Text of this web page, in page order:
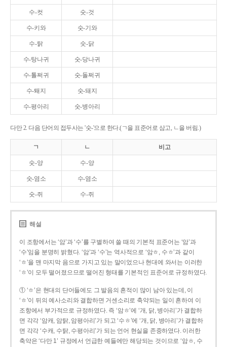
수-컷 숫-것
수-키와 숫-기와
수-탉 숫-닭
수-탕나귀 숫-당나귀
수-톨쩌귀 숫-돌쩌귀
수-퇘지 숫-돼지
수-평아리 숫-병아리
다만 2. 다음 단어의 접두사는 '숫-'으로 한다.(ㄱ을 표준어로 삼고, ㄴ을 버림.)
ㄱ ㄴ 비고
숫-양 수-양
숫-염소 수-염소
숫-쥐 수-쥐
해설
이 조항에서는 ‘암’과 ‘수’를 구별하여 쓸 때의 기본적 표준어는 ‘암’과
‘수’임을 분명히 밝혔다. ‘암’과 ‘수’는 역사적으로 ‘암ㅎ, 수ㅎ’과 같이
‘ㅎ’을 맨 마지막 음으로 가지고 있는 말이었으나 현대에 와서는 이러한
‘ㅎ’이 모두 떨어졌으므로 떨어진 형태를 기본적인 표준어로 규정하였다.
① ‘ㅎ’은 현대의 단어들에도 그 발음의 흔적이 많이 남아 있는데, 이
‘ㅎ’이 뒤의 예사소리와 결합하면 거센소리로 축약되는 일이 흔하여 이
조항에서 부가적으로 규정하였다. 즉 ‘암ㅎ’에 ‘개, 닭, 병아리’가 결합하
면 각각 ‘암캐, 암탉, 암평아리’가 되고 ‘수ㅎ’에 ‘개, 닭, 병아리’가 결합하
면 각각 ‘수캐, 수탉, 수평아리’가 되는 언어 현실을 존중하였다. 이러한
축약은 ‘다만 1’ 규정에서 언급한 예들에만 해당되는 것이므로 ‘암ㅎ, 수